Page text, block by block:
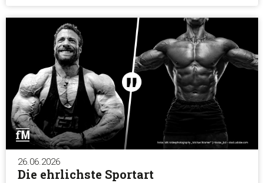
26.06.2026
Die ehrlichste Sportart